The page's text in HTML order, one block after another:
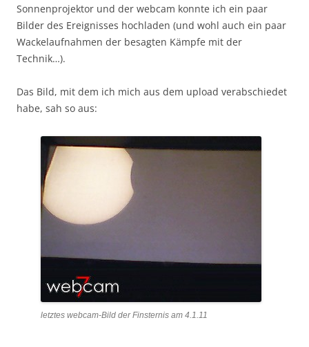
Sonnenprojektor und der webcam konnte ich ein paar
Bilder des Ereignisses hochladen (und wohl auch ein paar
Wackelaufnahmen der besagten Kämpfe mit der
Technik…).
Das Bild, mit dem ich mich aus dem upload verabschiedet
habe, sah so aus:
letztes webcam-Bild der Finsternis am 4.1.11